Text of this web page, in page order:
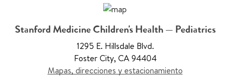
Stanford Medicine Children's Health — Pediatrics
1295 E. Hillsdale Blvd.
Foster City, CA 94404
Mapas, direcciones y estacionamiento